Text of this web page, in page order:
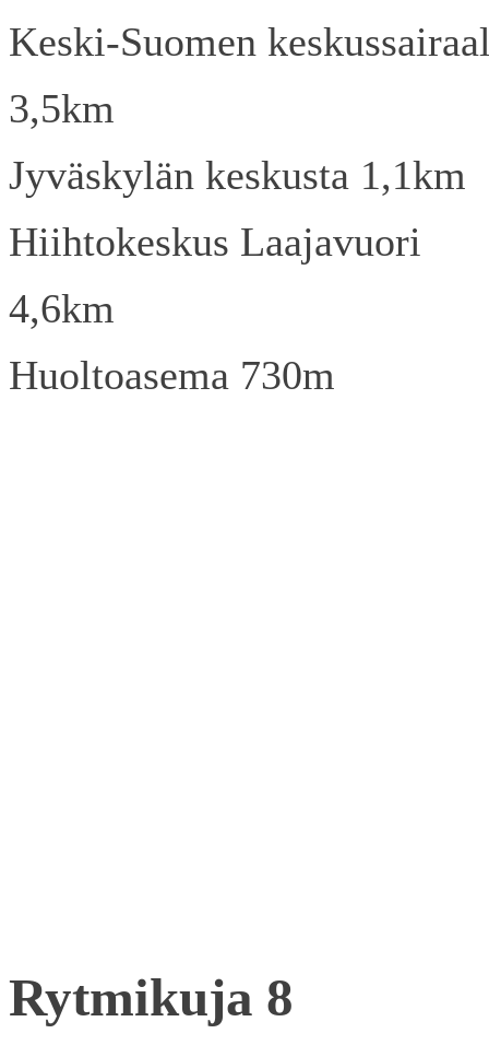
Keski-Suomen
3,5km
Jyväskylän keskusta 1,1km
Hiihtokeskus Laajavuori
4,6km
Huoltoasema 730m
Rytmikuja 8